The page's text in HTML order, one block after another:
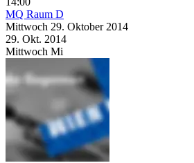
MQ Raum D
Mittwoch 29. Oktober 2014
29. Okt. 2014
Mittwoch Mi